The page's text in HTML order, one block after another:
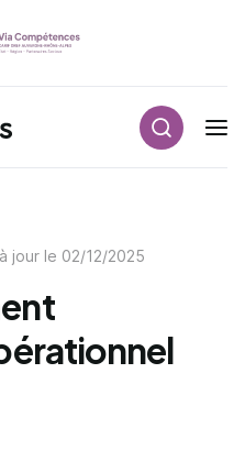
Navigation principale
jour le 02/12/2025